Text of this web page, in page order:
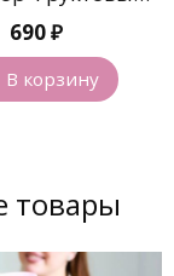
микс
690₽
В корзину
товары